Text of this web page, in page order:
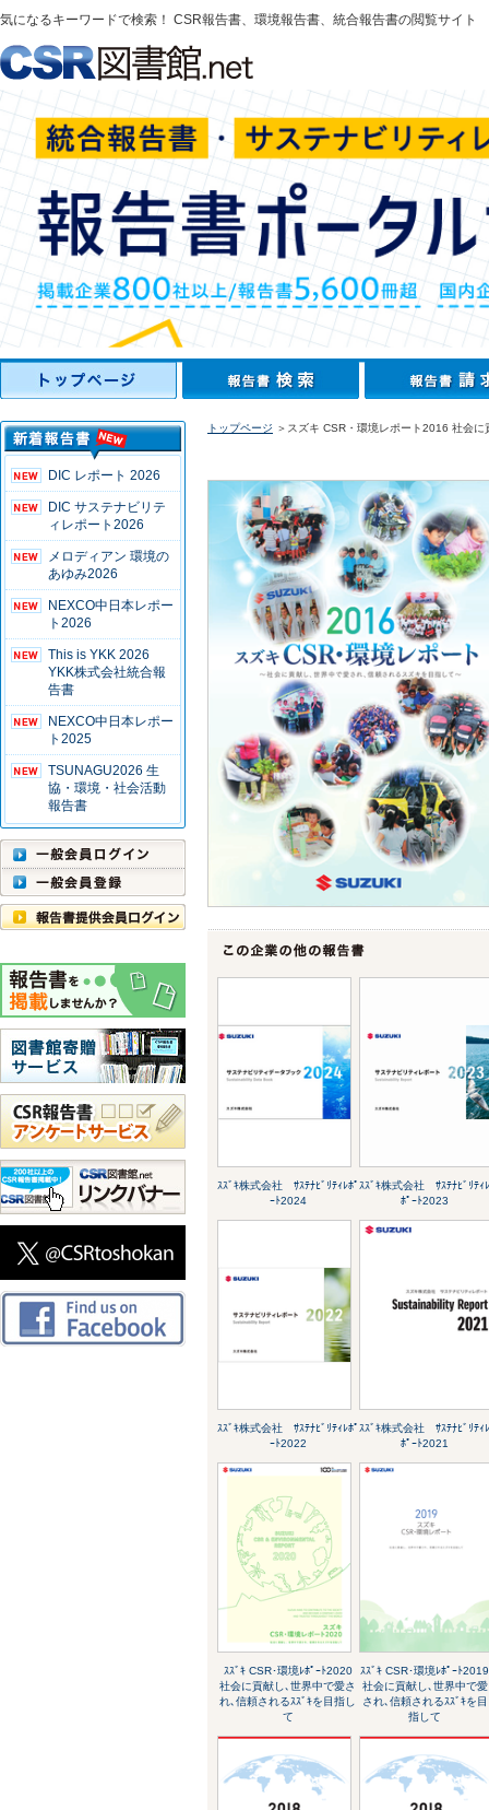
気になるキーワードで検索！ CSR報告書、環境報告書、統合報告書の閲覧サイト
DIC レポート 2026
DIC サステナビリテ
ィレポート2026
メロディアン 環境の
あゆみ2026
NEXCO中日本レポー
ト2026
This is YKK 2026
YKK株式会社統合報
告書
NEXCO中日本レポー
ト2025
TSUNAGU2026 生
協・環境・社会活動
報告書
トップページ ＞スズキ CSR・環境レポート2016 社会
ｽｽﾞｷ株式会社 ｻｽﾃﾅﾋﾞﾘﾃｨﾚﾎﾟ
ｰﾄ2024
ｽｽﾞｷ株式会社 ｻｽﾃﾅﾋﾞﾘﾃｨ
ﾎﾟｰﾄ2023
ｽｽﾞｷ株式会社 ｻｽﾃﾅﾋﾞﾘﾃｨﾚﾎﾟ
ｰﾄ2022
ｽｽﾞｷ株式会社 ｻｽﾃﾅﾋﾞﾘﾃｨ
ﾎﾟｰﾄ2021
ｽｽﾞｷ CSR･環境ﾚﾎﾟｰﾄ2020
社会に貢献し､世界中で愛さ
れ､信頼されるｽｽﾞｷを目指し
て
ｽｽﾞｷ CSR･環境ﾚﾎﾟｰﾄ2019
社会に貢献し､世界中で愛
され､信頼されるｽｽﾞｷを目
指して